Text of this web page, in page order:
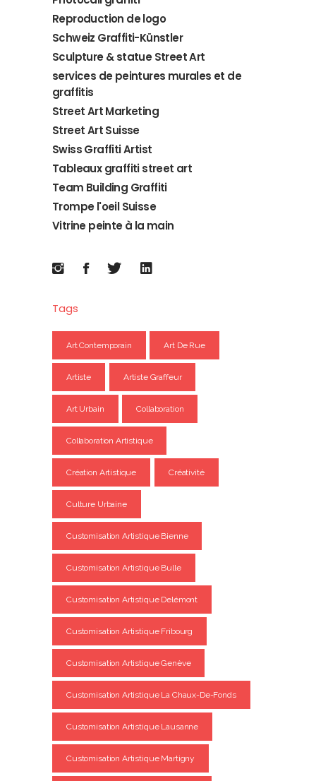
Reproduction de logo
Schweiz Graffiti-Künstler
Sculpture & statue Street Art
services de peintures murales et de
graffitis
Street Art Marketing
Street Art Suisse
Swiss Graffiti Artist
Tableaux graffiti street art
Team Building Graffiti
Trompe l'oeil Suisse
Vitrine peinte à la main
Tags
Art Contemporain Art De Rue
Artiste Artiste Graffeur
Art Urbain Collaboration
Collaboration Artistique
Création Artistique Créativité
Culture Urbaine
Customisation Artistique Bienne
Customisation Artistique Bulle
Customisation Artistique Delémont
Customisation Artistique Fribourg
Customisation Artistique Genève
Customisation Artistique La Chaux-De-Fonds
Customisation Artistique Lausanne
Customisation Artistique Martigny